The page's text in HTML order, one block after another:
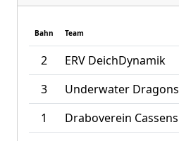
Bahn Team
2 ERV DeichDynamik
3
Underwater Dragons
1
Draboverein Cassens